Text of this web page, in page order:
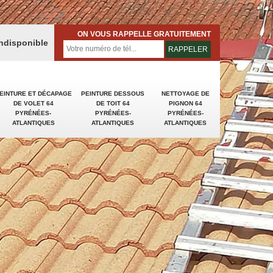
ET DÉCAPAGE
DE VOLET 64
PYRÉNÉES-
ATLANTIQUES
PEINTURE DESSOUS
DE TOIT 64
PYRÉNÉES-
ATLANTIQUES
NETTOYAGE DE
PIGNON 64
PYRÉNÉES-
ATLANTIQUES
ON VOUS RAPPELLE GRATUITEMENT